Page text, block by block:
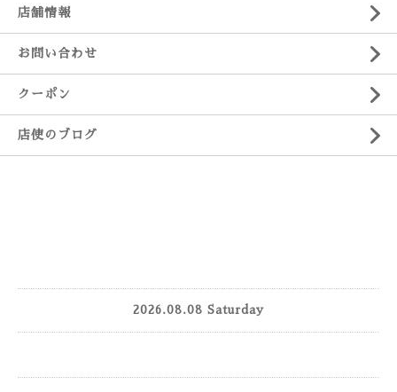
店舗情報
お問い合わせ
クーポン
店使のブログ
2026.08.08 Saturday